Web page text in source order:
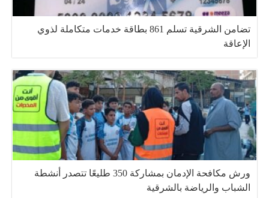
تضامن الشرقية تسلم 861 بطاقة خدمات متكاملة لذوي
الإعاقة
ورش مكافحة الإدمان بمشاركة 350 طليعًا تتصدر أنشطة
الشباب والرياضة بالشرقية